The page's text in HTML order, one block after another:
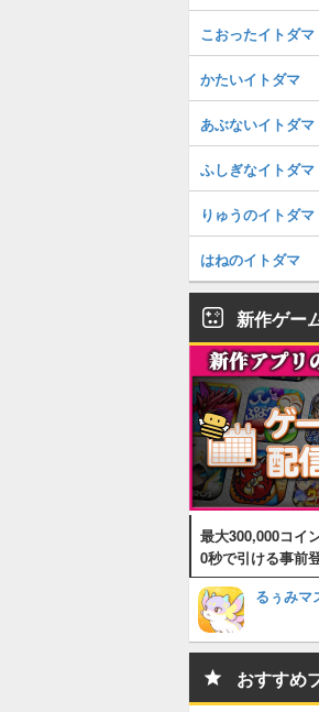
こおったイトダマ
かたいイトダマ
あぶないイトダマ
ふしぎなイトダマ
りゅうのイトダマ
はねのイトダマ
新作ゲー
最大300,000コイ
0秒で引ける事前
るぅみマ
おすすめ